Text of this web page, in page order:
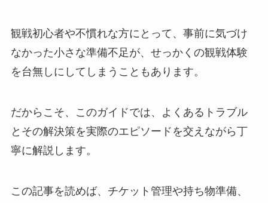
観戦初心者や不慣れな方にとって、事前に気づけ
なかった小さな準備不足が、せっかくの観戦体験
を台無しにしてしまうこともあります。
だからこそ、このガイドでは、よくあるトラブル
とその解決策を実際のエピソードを交えながら丁
寧に解説します。
この記事を読めば、チケット管理や持ち物準備、